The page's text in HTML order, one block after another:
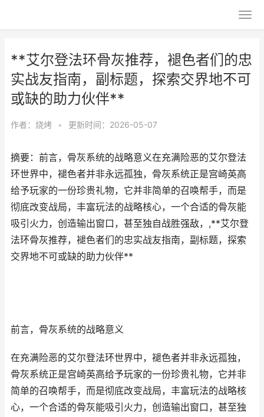
**艾尔登法环骨灰推荐，褪色者们的忠
实战友指南，副标题，探索交界地不可
或缺的助力伙伴**
作者： 烧烤 • 更新时间：2026-05-07
摘要：前言，骨灰系统的战略意义在充满险恶的艾尔登法
环世界中，褪色者并非永远孤独，骨灰系统正是宫崎英高
给予玩家的一份珍贵礼物，它并非简单的召唤帮手，而是
彻底改变战局，丰富玩法的战略核心，一个合适的骨灰能
吸引火力，创造输出窗口，甚至独自战胜强敌，,**艾尔登
法环骨灰推荐，褪色者们的忠实战友指南，副标题，探索
交界地不可或缺的助力伙伴**
前言，骨灰系统的战略意义
在充满险恶的艾尔登法环世界中，褪色者并非永远孤独，
骨灰系统正是宫崎英高给予玩家的一份珍贵礼物，它并非
简单的召唤帮手，而是彻底改变战局，丰富玩法的战略核
心，一个合适的骨灰能吸引火力，创造输出窗口，甚至独